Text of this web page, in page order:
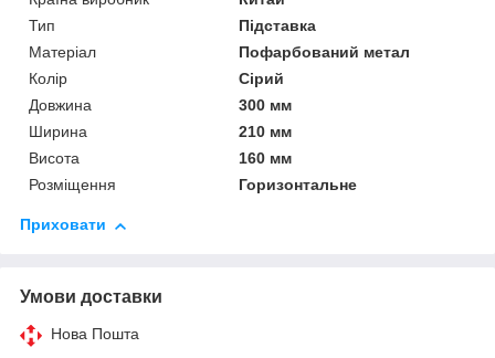
Тип
Підставка
Матеріал
Пофарбований метал
Колір
Сірий
Довжина
300 мм
Ширина
210 мм
Висота
160 мм
Розміщення
Горизонтальне
Приховати
Умови доставки
Нова Пошта